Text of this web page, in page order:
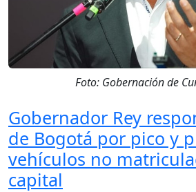
Foto: Gobernación de
Gobernador Rey
de Bogotá por pico y
vehículos no
capital